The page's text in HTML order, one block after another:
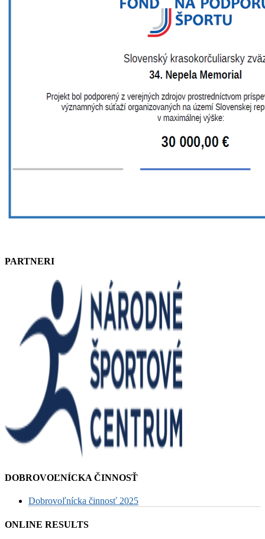
PARTNERI
DOBROVOĽNÍCKA ČINNOSŤ
Dobrovoľnícka činnosť 2025
ONLINE RESULTS